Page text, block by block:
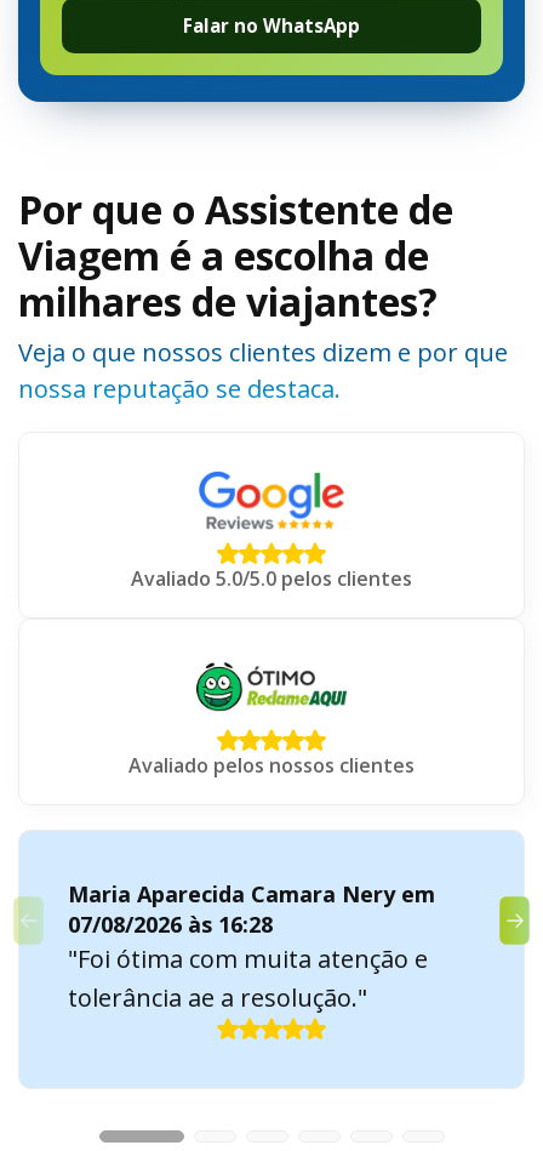
Falar no WhatsApp
Por que o Assistente de
Viagem é a escolha de
milhares de viajantes?
Veja o que nossos clientes dizem e por que
nossa reputação se destaca.
Avaliado 5.0/5.0 pelos clientes
Avaliado pelos nossos clientes
Maria Aparecida Camara Nery em
07/08/2026 às 16:28
"Foi ótima com muita atenção e
tolerância ae a resolução."